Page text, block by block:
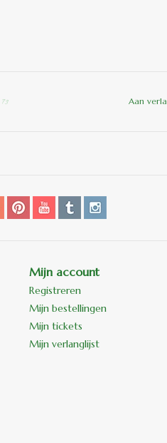
Aan
Mijn account
Registreren
Mijn bestellingen
Mijn tickets
Mijn verlanglijst